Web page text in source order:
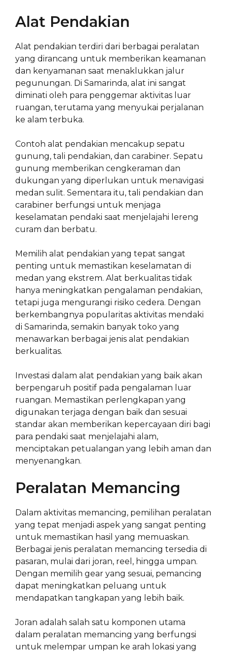
Alat Pendakian
Alat pendakian terdiri dari berbagai peralatan
yang dirancang untuk memberikan keamanan
dan kenyamanan saat menaklukkan jalur
pegunungan. Di Samarinda, alat ini sangat
diminati oleh para penggemar aktivitas luar
ruangan, terutama yang menyukai perjalanan
ke alam terbuka.
Contoh alat pendakian mencakup sepatu
gunung, tali pendakian, dan carabiner. Sepatu
gunung memberikan cengkeraman dan
dukungan yang diperlukan untuk menavigasi
medan sulit. Sementara itu, tali pendakian dan
carabiner berfungsi untuk menjaga
keselamatan pendaki saat menjelajahi lereng
curam dan berbatu.
Memilih alat pendakian yang tepat sangat
penting untuk memastikan keselamatan di
medan yang ekstrem. Alat berkualitas tidak
hanya meningkatkan pengalaman pendakian,
tetapi juga mengurangi risiko cedera. Dengan
berkembangnya popularitas aktivitas mendaki
di Samarinda, semakin banyak toko yang
menawarkan berbagai jenis alat pendakian
berkualitas.
Investasi dalam alat pendakian yang baik akan
berpengaruh positif pada pengalaman luar
ruangan. Memastikan perlengkapan yang
digunakan terjaga dengan baik dan sesuai
standar akan memberikan kepercayaan diri bagi
para pendaki saat menjelajahi alam,
menciptakan petualangan yang lebih aman dan
menyenangkan.
Peralatan Memancing
Dalam aktivitas memancing, pemilihan peralatan
yang tepat menjadi aspek yang sangat penting
untuk memastikan hasil yang memuaskan.
Berbagai jenis peralatan memancing tersedia di
pasaran, mulai dari joran, reel, hingga umpan.
Dengan memilih gear yang sesuai, pemancing
dapat meningkatkan peluang untuk
mendapatkan tangkapan yang lebih baik.
Joran adalah salah satu komponen utama
dalam peralatan memancing yang berfungsi
untuk melempar umpan ke arah lokasi yang